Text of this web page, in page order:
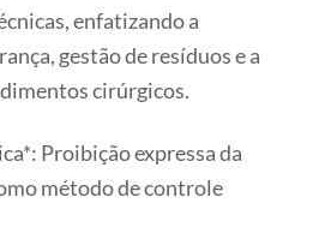
enfatizando a
gestão de resíduos e a
cirúrgicos.
Proibição expressa da
método de controle